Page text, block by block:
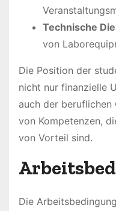
Technische
von
Die Position der
nicht nur finanzielle
auch der beruflichen
von Kompetenzen,
von Vorteil sind.
Die